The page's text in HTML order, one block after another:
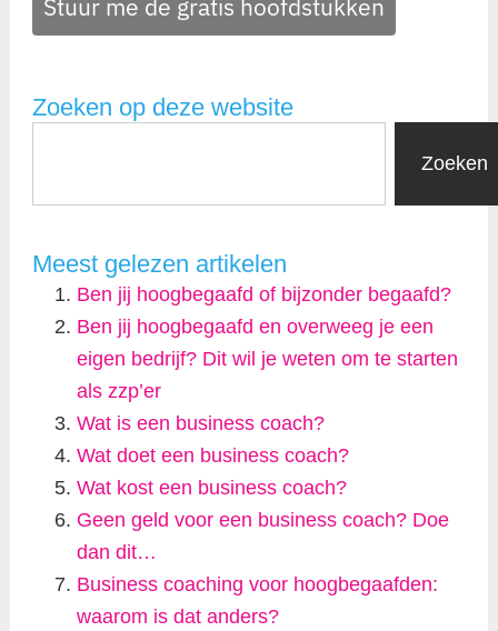
Stuur me de gratis hoofdstukken
Zoeken op deze website
Zoeken
Meest gelezen artikelen
Ben jij hoogbegaafd of bijzonder begaafd?
Ben jij hoogbegaafd en overweeg je een
eigen bedrijf? Dit wil je weten om te starten
als zzp’er
Wat is een business coach?
Wat doet een business coach?
Wat kost een business coach?
Geen geld voor een business coach? Doe
dan dit…
Business coaching voor hoogbegaafden:
waarom is dat anders?